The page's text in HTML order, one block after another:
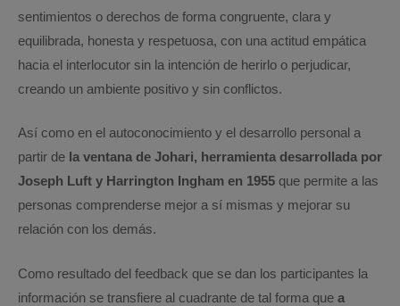
sentimientos o derechos de forma congruente, clara y
equilibrada, honesta y respetuosa, con una actitud empática
hacia el interlocutor sin la intención de herirlo o perjudicar,
creando un ambiente positivo y sin conflictos.
Así como en el autoconocimiento y el desarrollo personal a
partir de la ventana de Johari, herramienta desarrollada por
Joseph Luft y Harrington Ingham en 1955 que permite a las
personas comprenderse mejor a sí mismas y mejorar su
relación con los demás.
Como resultado del feedback que se dan los participantes la
información se transfiere al cuadrante de tal forma que a